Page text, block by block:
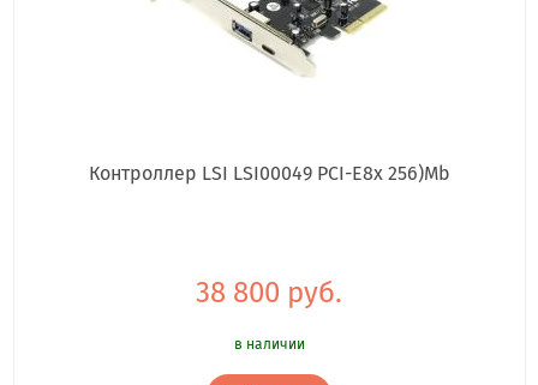
Контроллер LSI LSI00049 PCI-E8x 256)Mb
38 800 руб.
в наличии